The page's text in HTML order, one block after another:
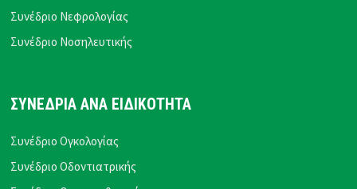
Συνέδριο Νεφρολογίας
Συνέδριο Νοσηλευτικής
ΣΥΝΕΔΡΙΑ ΑΝΑ ΕΙΔΙΚΟΤΗΤΑ
Συνέδριο Ογκολογίας
Συνέδριο Οδοντιατρικής